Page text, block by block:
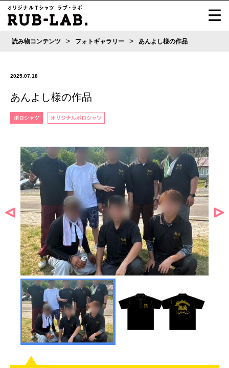
読み物コンテンツ > フォトギャラリー > あんよし様の作品
2025.07.18
あんよし様の作品
ポロシャツ オリジナルポロシャツ